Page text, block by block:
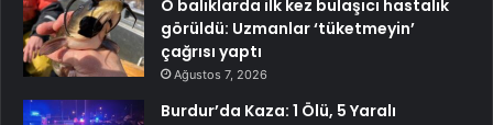
O balıklarda ilk kez bulaşıcı hastalık
görüldü: Uzmanlar ‘tüketmeyin’
çağrısı yaptı
Ağustos 7, 2026
Burdur’da Kaza: 1 Ölü, 5 Yaralı